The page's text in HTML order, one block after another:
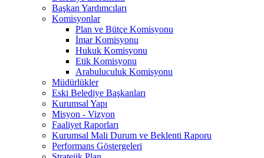
Başkan Yardımcıları
Komisyonlar
Plan ve Bütçe Komisyonu
İmar Komisyonu
Hukuk Komisyonu
Etik Komisyonu
Arabuluculuk Komisyonu
Müdürlükler
Eski Belediye Başkanları
Kurumsal Yapı
Misyon - Vizyon
Faaliyet Raporları
Kurumsal Mali Durum ve Beklenti Raporu
Performans Göstergeleri